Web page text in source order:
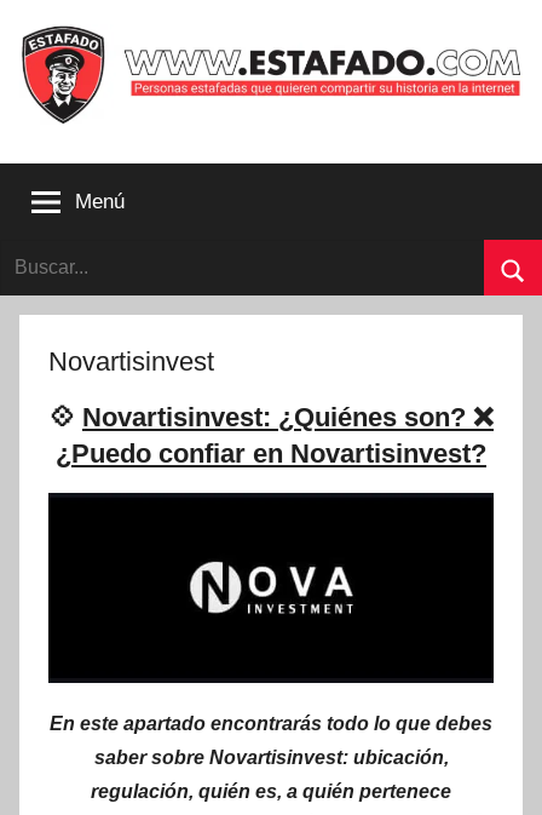
contenido
que
compartir
su
internet
Estafado.com
Menú
Buscar:
Novartisinvest
💠 Novartisinvest: ¿Quiénes son? ❌
¿Puedo confiar en Novartisinvest?
En este apartado encontrarás todo lo que debes
saber sobre Novartisinvest: ubicación,
regulación, quién es, a quién pertenece